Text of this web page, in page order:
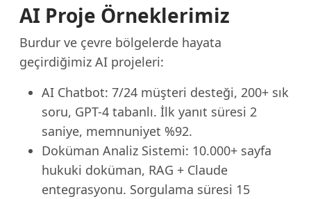
AI Proje Örneklerimiz
Burdur ve çevre bölgelerde hayata
geçirdiğimiz AI projeleri:
AI Chatbot: 7/24 müşteri desteği, 200+ sık
soru, GPT-4 tabanlı. İlk yanıt süresi 2
saniye, memnuniyet %92.
Doküman Analiz Sistemi: 10.000+ sayfa
hukuki doküman, RAG + Claude
entegrasyonu. Sorgulama süresi 15